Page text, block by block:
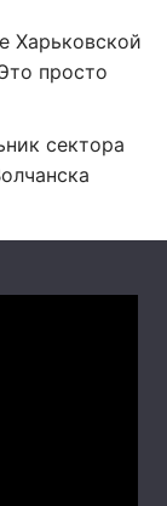
Харьковской
просто
сектора